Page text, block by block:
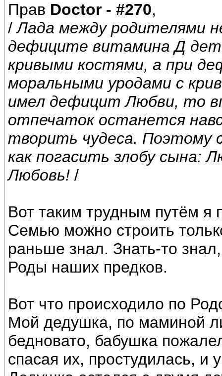
Прав Doctor - #270,
/Лада между родителями
дефиците витамина Д
кривыми костями, а при
моральными уродами с
имел дефицит Любви, то
отпечаток останется
творить чудеса. Поэтому
как погасить злобу сына:
Любовь! /
Вот таким трудным путём я
Семью можно строить
раньше знал. Знать-то
Роды наших предков.
Вот что происходило по
Мой дедушка, по маминой
бедновато, бабушка
спасая их, простудилась, и